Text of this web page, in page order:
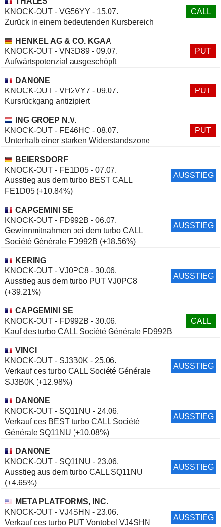
KNOCK-OUT - VG56YY - 15.07.
Zurück in einem bedeutenden Kursbereich
CALL
HENKEL AG & CO. KGAA
KNOCK-OUT - VN3D89 - 09.07.
Aufwärtspotenzial ausgeschöpft
PUT
DANONE
KNOCK-OUT - VH2VY7 - 09.07.
Kursrückgang antizipiert
PUT
ING GROEP N.V.
KNOCK-OUT - FE46HC - 08.07.
Unterhalb einer starken Widerstandszone
PUT
BEIERSDORF
KNOCK-OUT - FE1D05 - 07.07.
Ausstieg aus dem turbo BEST CALL
FE1D05 (+10.84%)
AUSSTIEG
CAPGEMINI SE
KNOCK-OUT - FD992B - 06.07.
Gewinnmitnahmen bei dem turbo CALL
Société Générale FD992B (+18.56%)
AUSSTIEG
KERING
KNOCK-OUT - VJ0PC8 - 30.06.
Ausstieg aus dem turbo PUT VJ0PC8
(+39.21%)
AUSSTIEG
CAPGEMINI SE
KNOCK-OUT - FD992B - 30.06.
Kauf des turbo CALL Société Générale FD992B
CALL
VINCI
KNOCK-OUT - SJ3B0K - 25.06.
Verkauf des turbo CALL Société Générale
SJ3B0K (+12.98%)
AUSSTIEG
DANONE
KNOCK-OUT - SQ11NU - 24.06.
Verkauf des BEST turbo CALL Société
Générale SQ11NU (+10.08%)
AUSSTIEG
DANONE
KNOCK-OUT - SQ11NU - 23.06.
Ausstieg aus dem turbo CALL SQ11NU
(+4.65%)
AUSSTIEG
META PLATFORMS, INC.
KNOCK-OUT - VJ4SHN - 23.06.
Verkauf des turbo PUT Vontobel VJ4SHN
AUSSTIEG